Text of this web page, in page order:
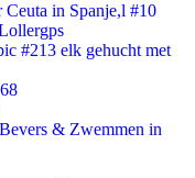
Ceuta in Spanje,l #10
#213 elk gehucht met
& Zwemmen in